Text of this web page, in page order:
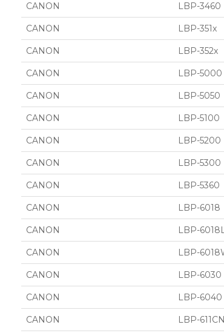
CANON LBP-3460
CANON LBP-351x
CANON LBP-352x
CANON LBP-5000
CANON LBP-5050
CANON LBP-5100
CANON LBP-5200
CANON LBP-5300
CANON LBP-5360
CANON LBP-6018
CANON LBP-
CANON LBP-
CANON LBP-6030
CANON LBP-6040
CANON LBP-611CN